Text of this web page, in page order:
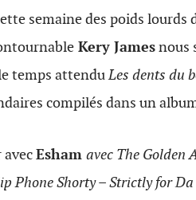
semaine des poids lourds
Kery Jamesnous
temps attenduLes dents du
compilés dans un
Esham avec The Golden
Phone Shorty – Strictly for Da